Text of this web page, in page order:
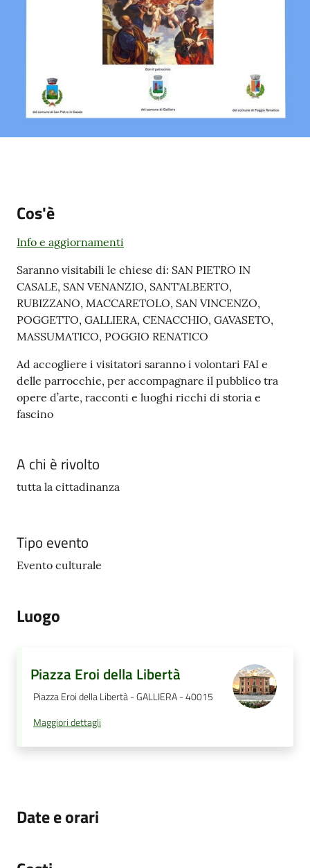
Cos'è
Info e aggiornamenti
Saranno visitabili le chiese di: SAN PIETRO IN
CASALE, SAN VENANZIO, SANT'ALBERTO,
RUBIZZANO, MACCARETOLO, SAN VINCENZO,
POGGETTO, GALLIERA, CENACCHIO, GAVASETO,
MASSUMATICO, POGGIO RENATICO
Ad accogliere i visitatori saranno i volontari FAI e
delle parrocchie, per accompagnare il pubblico tra
opere d’arte, racconti e luoghi ricchi di storia e
fascino
A chi è rivolto
tutta la cittadinanza
Tipo evento
Evento culturale
Luogo
Piazza Eroi della Libertà
Piazza Eroi della Libertà - GALLIERA - 40015
Maggiori dettagli
Date e orari